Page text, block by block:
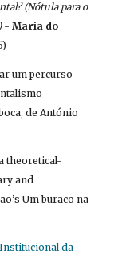
(Nótula para o
- Maria do
um percurso
de António
theoretical-
and
Um buraco na
da